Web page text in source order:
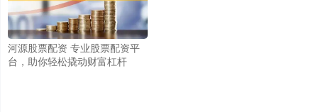
河源股票配资 专业股票配资平
台，助你轻松撬动财富杠杆